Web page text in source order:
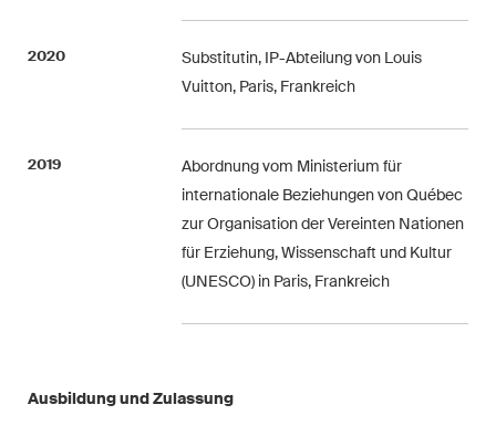
2020
Substitutin, IP-Abteilung von Louis
Vuitton, Paris, Frankreich
2019
Abordnung vom Ministerium für
internationale Beziehungen von Québec
zur Organisation der Vereinten Nationen
für Erziehung, Wissenschaft und Kultur
(UNESCO) in Paris, Frankreich
Ausbildung und Zulassung
Arbitration Case Alert
Monatliche E-Mail mit den
neuesten Updates und
Schweizerischen
Bundesgerichts in
Schiedsverfahren.
Construction Insights
Entwicklungen in der